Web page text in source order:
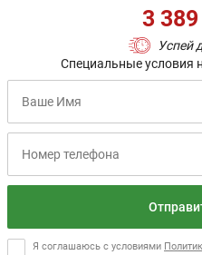
Успей
3
Специальные условия
Я соглашаюсь с условиями